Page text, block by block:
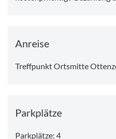
Anreise
Treffpunkt Ortsmitte
Parkplätze
Parkplätze: 4